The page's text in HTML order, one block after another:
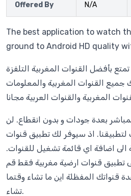
Offered By N/A
The best application to watch
ground to Android HD quality
بأفضل القنوات المغربية التلفزة
جميع القنوات المغربية والمعلومات
بعدة جودات و بدون انقطاع. لن
لتطبيقنا. اذ سيوفر لك تطبيق قنوات
الحاجة الى اضافة اي قائمة تشغيل للقنوات.
تطبيق قنوات ارضية مغربية فقط قم
قنواتك المفظلة اين ما تشاء وقتما
تشاء.